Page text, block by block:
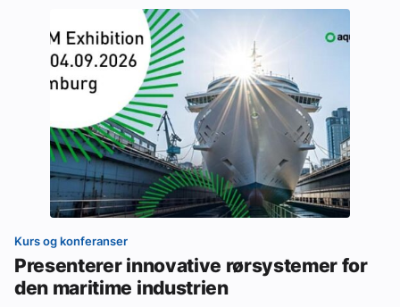
Kurs og konferanser
Presenterer innovative rørsystemer for
den maritime industrien